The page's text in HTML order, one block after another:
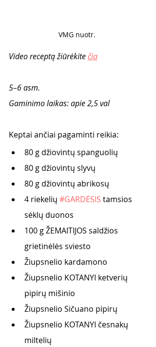
VMG nuotr.
Video receptą žiūrėkite čia
5–6 asm.
Gaminimo laikas: apie 2,5 val
Keptai ančiai pagaminti reikia:
80 g džiovintų spanguolių
80 g džiovintų slyvų
80 g džiovintų abrikosų
4 riekelių #GARDĖSIS tamsios
sėklų duonos
100 g ŽEMAITIJOS saldžios
grietinėlės sviesto
Žiupsnelio kardamono
Žiupsnelio KOTANYI ketverių
pipirų mišinio
Žiupsnelio Sičuano pipirų
Žiupsnelio KOTANYI česnakų
miltelių